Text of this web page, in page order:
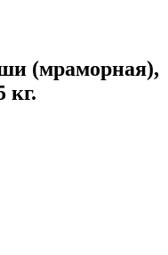
(мраморная),
кг.